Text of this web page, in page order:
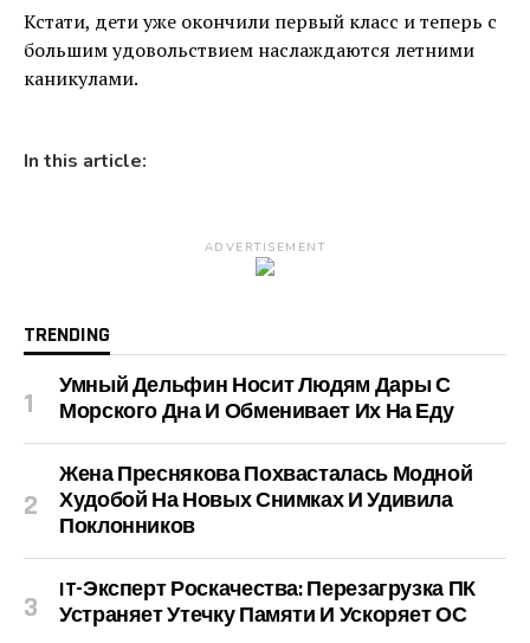
Кстати, дети уже окончили первый класс и теперь с
большим удовольствием наслаждаются летними
каникулами.
In this article:
ADVERTISEMENT
TRENDING
Умный Дельфин Носит Людям Дары С
Морского Дна И Обменивает Их На Еду
Жена Преснякова Похвасталась Модной
Худобой На Новых Снимках И Удивила
Поклонников
IT-Эксперт Роскачества: Перезагрузка ПК
Устраняет Утечку Памяти И Ускоряет ОС